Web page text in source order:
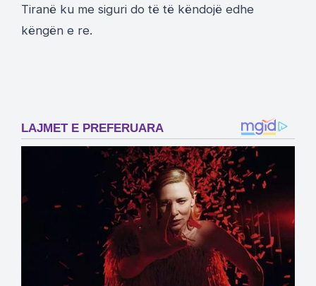
Tiranë ku me siguri do të të këndojë edhe
këngën e re.